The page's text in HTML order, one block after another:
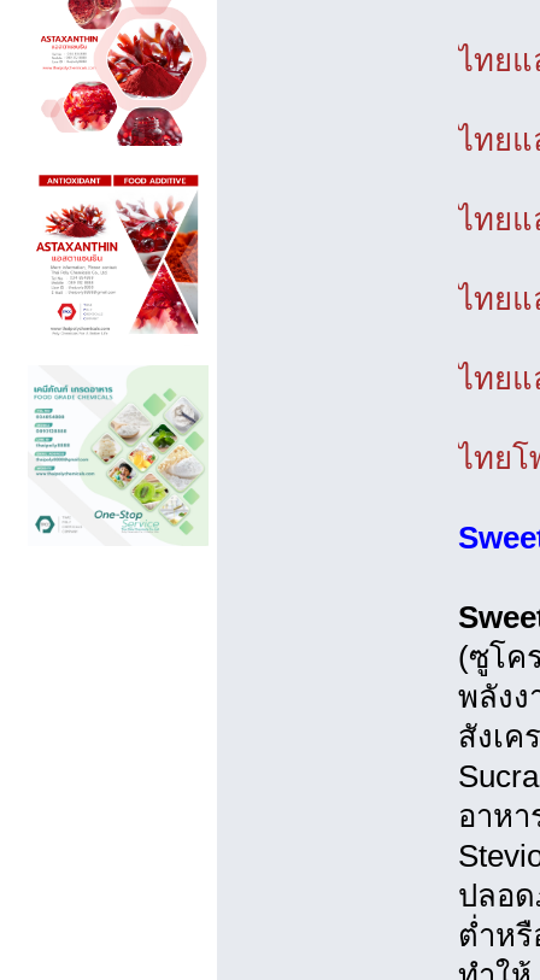
ไทยแ
ไทยแ
ไทยแ
ไทยแ
ไทยแ
ไทยโ
(ซูโค
พลังง
สังเค
อาห
ปลอด
ต่ำห